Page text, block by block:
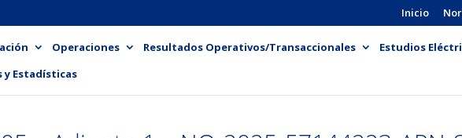
Inicio
Operaciones Resultados Operativos/Transaccionales Estudios
y Estadísticas